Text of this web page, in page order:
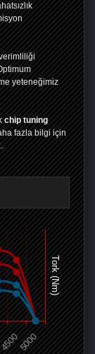
verimliliği
yeteneğimiz
chip tuning
fazla bilgi için
Tork (Nm)
45005000